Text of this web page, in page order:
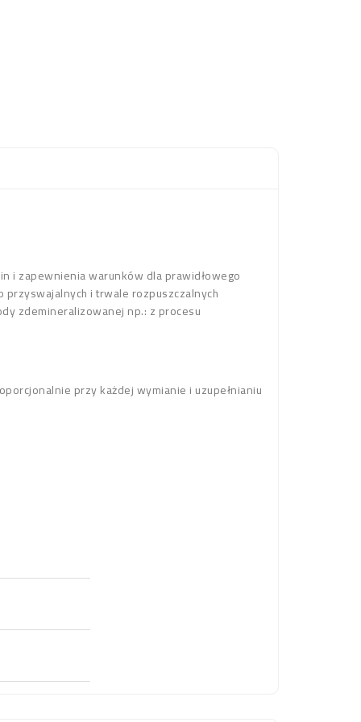
i zapewnienia warunków dla prawidłowego
przyswajalnych i trwale rozpuszczalnych
zdemineralizowanej np.: z procesu
przy każdej wymianie i uzupełnianiu